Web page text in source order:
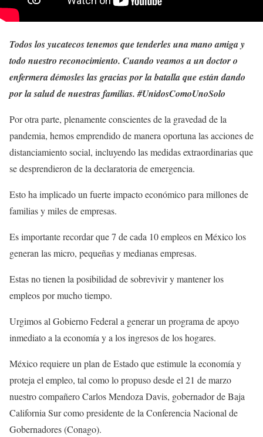
Todos los yucatecos tenemos que tenderles una mano amiga y
todo nuestro reconocimiento. Cuando veamos a un doctor o
enfermera démosles las gracias por la batalla que están dando
por la salud de nuestras familias. #UnidosComoUnoSolo
Por otra parte, plenamente conscientes de la gravedad de la
pandemia, hemos emprendido de manera oportuna las acciones de
distanciamiento social, incluyendo las medidas extraordinarias que
se desprendieron de la declaratoria de emergencia.
Esto ha implicado un fuerte impacto económico para millones de
familias y miles de empresas.
Es importante recordar que 7 de cada 10 empleos en México los
generan las micro, pequeñas y medianas empresas.
Estas no tienen la posibilidad de sobrevivir y mantener los
empleos por mucho tiempo.
Urgimos al Gobierno Federal a generar un programa de apoyo
inmediato a la economía y a los ingresos de los hogares.
México requiere un plan de Estado que estimule la economía y
proteja el empleo, tal como lo propuso desde el 21 de marzo
nuestro compañero Carlos Mendoza Davis, gobernador de Baja
California Sur como presidente de la Conferencia Nacional de
Gobernadores (Conago).